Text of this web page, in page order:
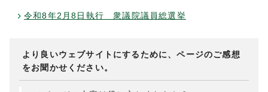
令和8年2月8日執行 衆議院議員総選挙
より良いウェブサイトにするために、ページのご感想
をお聞かせください。